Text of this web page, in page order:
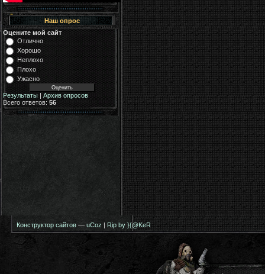
Наш опрос
Оцените мой сайт
Отлично
Хорошо
Неплохо
Плохо
Ужасно
Результаты | Архив опросов
Всего ответов: 56
Конструктор сайтов — uCoz | Rip by }{@KeR